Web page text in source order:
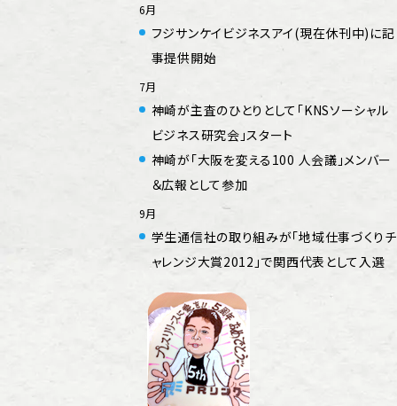
6月
フジサンケイビジネスアイ(現在休刊中)に記
事提供開始
7月
神崎が主査のひとりとして「KNSソーシャル
ビジネス研究会」スタート
神崎が「大阪を変える100 人会議」メンバー
＆広報として参加
9月
学生通信社の取り組みが「地域仕事づくりチ
ャレンジ大賞2012」で関西代表として入選